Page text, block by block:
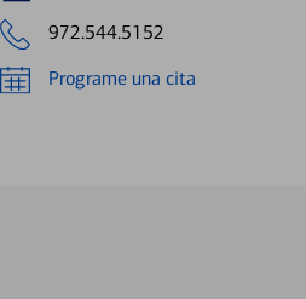
972.544.5152
Programe una cita